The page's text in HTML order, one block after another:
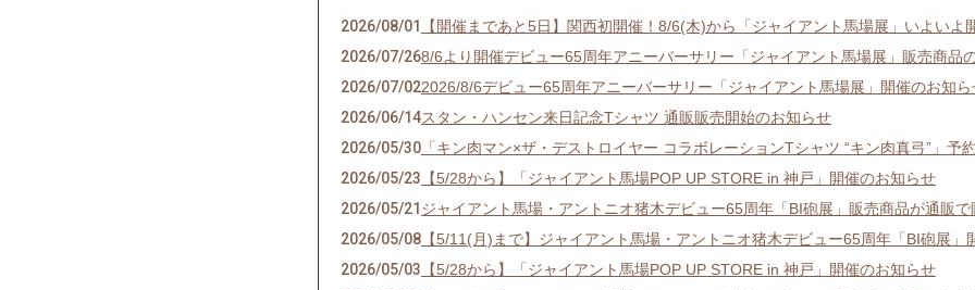
2026/08/01
【開催まであと5日】関西初開催！8/6(木)から「ジャイアント馬場展」いよいよ
2026/07/268/6より開催デビュー65周年アニーバーサリー「ジャイアント馬場展」販売商品
2026/07/022026/8/6デビュー65周年アニーバーサリー「ジャイアント馬場展」開催のお知ら
2026/06/14スタン・ハンセン来日記念Tシャツ 通販販売開始のお知らせ
2026/05/30 「キン肉マン×ザ・デストロイヤー コラボレーションTシャツ “キン肉真弓”」予
2026/05/23 【5/28から】「ジャイアント馬場POP UP STORE in 神戸」開催のお知らせ
2026/05/21 ジャイアント馬場・アントニオ猪木デビュー65周年「BI砲展」販売商品が通販
2026/05/08 【5/11(月)まで】ジャイアント馬場・アントニオ猪木デビュー65周年「BI砲展」
2026/05/03 【5/28から】「ジャイアント馬場POP UP STORE in 神戸」開催のお知らせ